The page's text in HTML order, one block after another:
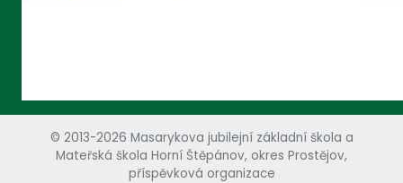
© 2013-2026 Masarykova jubilejní základní škola a
Mateřská škola Horní Štěpánov, okres Prostějov,
příspěvková organizace